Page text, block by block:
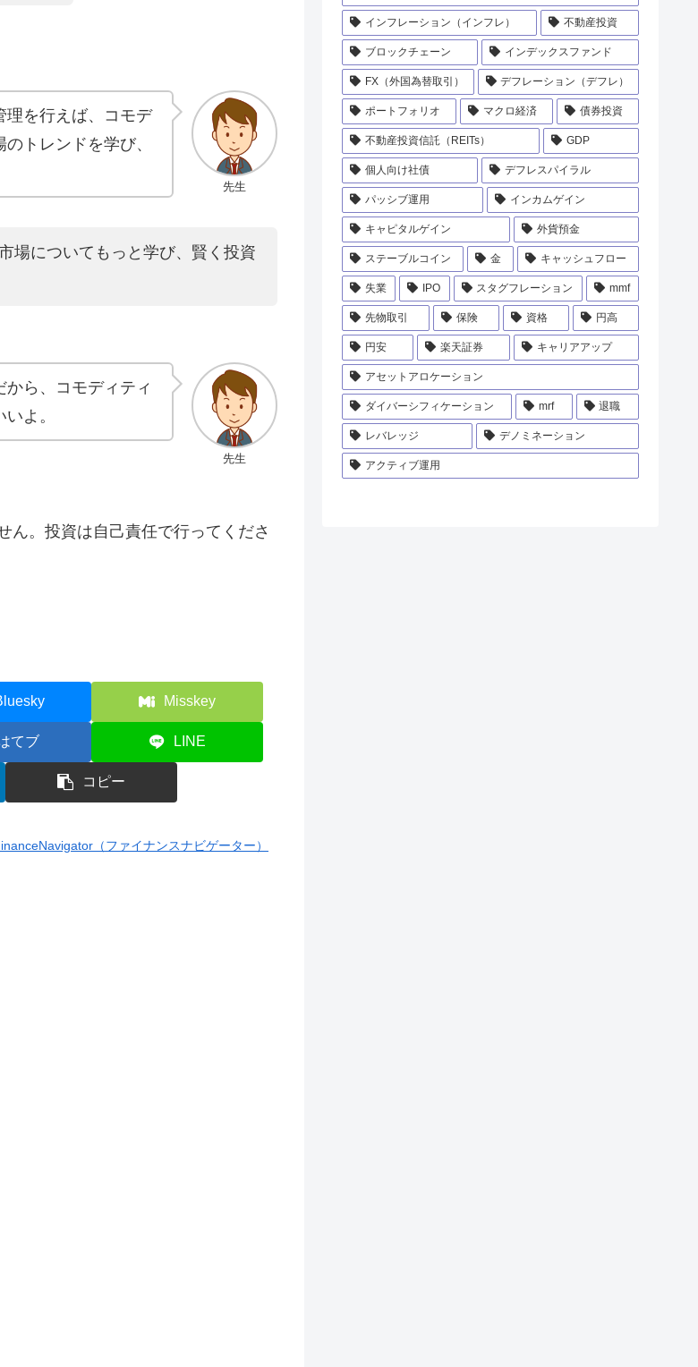
先生
理を行えば、コモデ
トレンドを学び、
場についてもっと学び、賢く投資
先生
ら、コモディティ
よ。
。投資は自己責任で行ってくださ
Misskey
てブ LINE
コピー
（ファイナンスナビゲーター）
インフレーション（インフレ） 不動産投資
ブロックチェーン インデックスファンド
FX（外国為替取引） デフレーション（デフレ）
ポートフォリオ マクロ経済 債券投資
不動産投資信託（REITs） GDP
個人向け社債 デフレスパイラル
パッシブ運用 インカムゲイン
キャピタルゲイン 外貨預金
ステーブルコイン 金 キャッシュフロー
失業 IPO スタグフレーション mmf
先物取引 保険 資格 円高
円安 楽天証券 キャリアアップ
アセットアロケーション
ダイバーシフィケーション mrf 退職
レバレッジ デノミネーション
アクティブ運用